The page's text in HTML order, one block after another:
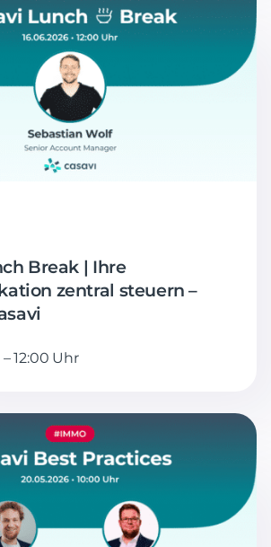
Break | Ihre
zentral steuern –
12:00 Uhr